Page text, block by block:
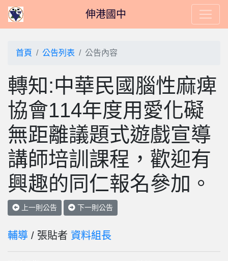
伸港國中
首頁 公告列表 公告內容
轉知:中華民國腦性麻痺
協會114年度用愛化礙
無距離議題式遊戲宣導
講師培訓課程，歡迎有
興趣的同仁報名參加。
上一則公告 下一則公告
輔導 / 張貼者 資料組長